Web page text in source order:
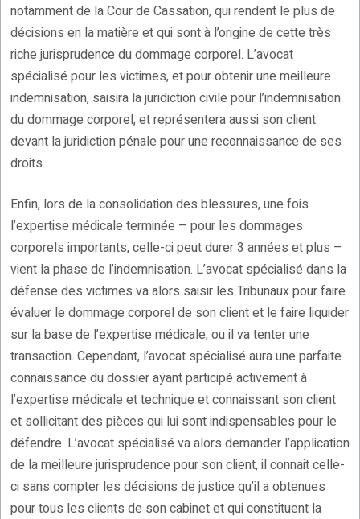
notamment de la Cour de Cassation, qui rendent le plus de
décisions en la matière et qui sont à l’origine de cette très
riche jurisprudence du dommage corporel. L’avocat
spécialisé pour les victimes, et pour obtenir une meilleure
indemnisation, saisira la juridiction civile pour l’indemnisation
du dommage corporel, et représentera aussi son client
devant la juridiction pénale pour une reconnaissance de ses
droits.
Enfin, lors de la consolidation des blessures, une fois
l’expertise médicale terminée – pour les dommages
corporels importants, celle-ci peut durer 3 années et plus –
vient la phase de l’indemnisation. L’avocat spécialisé dans la
défense des victimes va alors saisir les Tribunaux pour faire
évaluer le dommage corporel de son client et le faire liquider
sur la base de l’expertise médicale, ou il va tenter une
transaction. Cependant, l’avocat spécialisé aura une parfaite
connaissance du dossier ayant participé activement à
l’expertise médicale et technique et connaissant son client
et sollicitant des pièces qui lui sont indispensables pour le
défendre. L’avocat spécialisé va alors demander l’application
de la meilleure jurisprudence pour son client, il connait celle-
ci sans compter les décisions de justice qu’il a obtenues
pour tous les clients de son cabinet et qui constituent la